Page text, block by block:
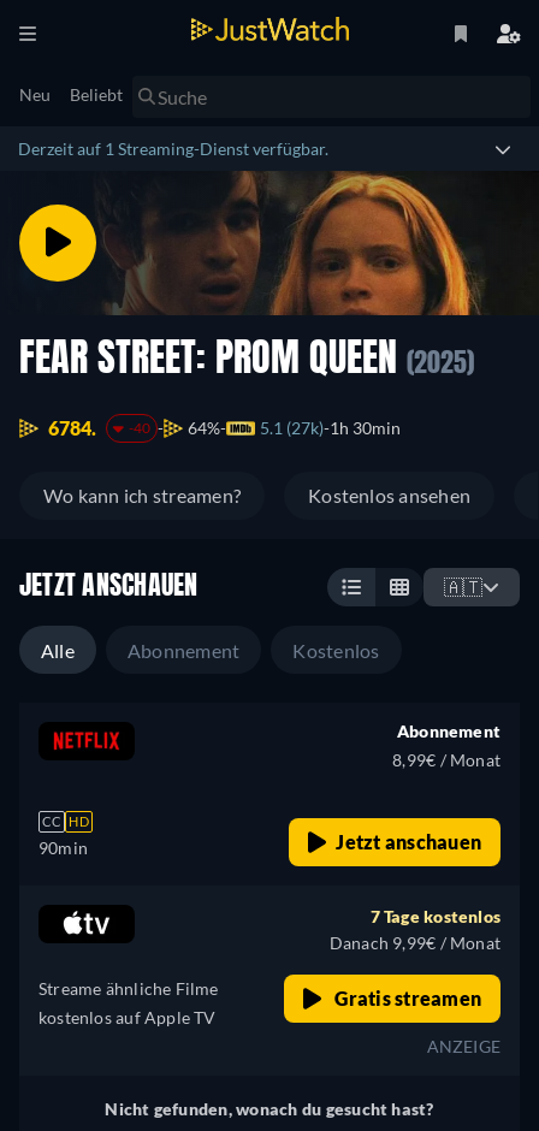
Neu Beliebt
Derzeit auf 1 Streaming-Dienst verfügbar.
FEAR STREET: PROM QUEEN (2025)
6784. -40 64% 5.1 (27k) 1h 30min
Wo kann ich streamen? Kostenlos ansehen
JETZT ANSCHAUEN 🇦🇹
Alle Abonnement Kostenlos
CC HD
90min
Abonnement
8,99€ / Monat
Jetzt anschauen
Streame ähnliche Filme
kostenlos auf Apple TV
7 Tage kostenlos
Danach 9,99€ / Monat
Gratis streamen
ANZEIGE
Nicht gefunden, wonach du gesucht hast?